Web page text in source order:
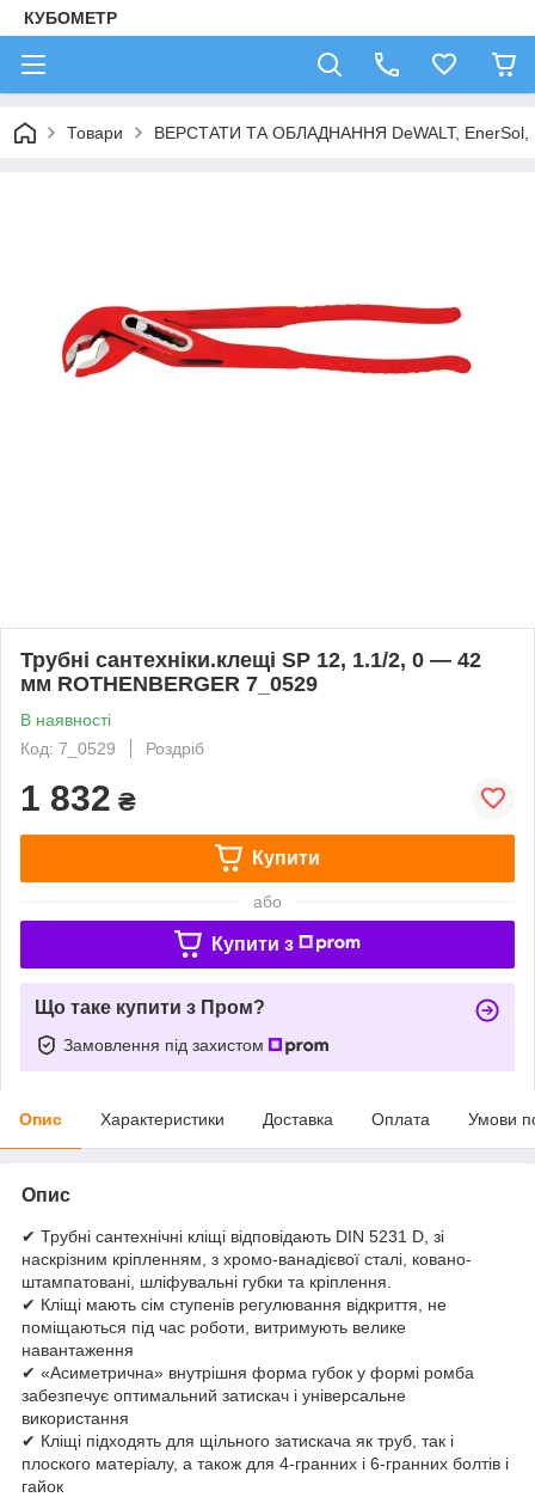
КУБОМЕТР
Товари ВЕРСТАТИ ТА ОБЛАДНАННЯ DeWALT, EnerSol,
Трубні сантехніки.клещі SP 12, 1.1/2, 0 — 42
мм ROTHENBERGER 7_0529
В наявності
Код: 7_0529
Роздріб
1 832 ₴
Купити
або
Купити з
Що таке купити з Пром?
Замовлення під захистом
Опис Характеристики Доставка Оплата Умови
Опис
✔ Трубні сантехнічні кліщі відповідають DIN 5231 D, зі
наскрізним кріпленням, з хромо-ванадієвої сталі, ковано-
штампатовані, шліфувальні губки та кріплення.
✔ Кліщі мають сім ступенів регулювання відкриття, не
поміщаються під час роботи, витримують велике
навантаження
✔ «Асиметрична» внутрішня форма губок у формі ромба
забезпечує оптимальний затискач і універсальне
використання
✔ Кліщі підходять для щільного затискача як труб, так і
плоского матеріалу, а також для 4-гранних і 6-гранних болтів і
гайок